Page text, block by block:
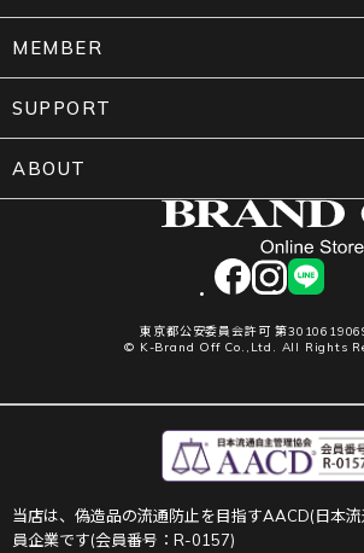
facebookinstagram
LINE
東京都公安委員会許可 第
© K-Brand Off Co.,Ltd. All Rights
MEMBER
SUPPORT
ABOUT
当店は、偽造品の流通防止を目指すAACD(日本
員企業です(会員番号：R-0157)